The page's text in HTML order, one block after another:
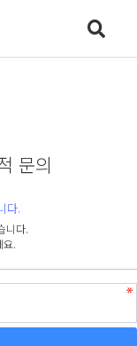
문의
다.
니다.
요.